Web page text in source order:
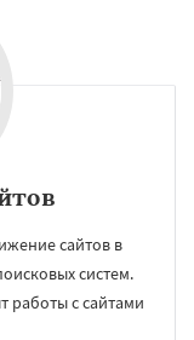
сайтов в
систем.
работы с сайтами